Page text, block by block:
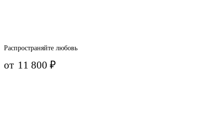
Распространяйте любовь
от 11 800₽